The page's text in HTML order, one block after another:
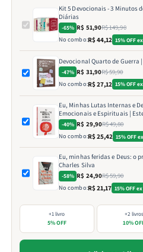
Kit 5 Devocionais - 3 Minutos
Diárias
-65% R$ 51,90R$ 149,90
No combo:R$ 44,12 15% OFF
Devocional Quarto de Guerra
-47% R$ 31,90R$ 59,90
No combo:R$ 27,12 15% OFF
Eu, Minhas Lutas Internas e
Emocionais e Espirituais |
-40% R$ 29,90R$ 49,80
No combo:R$ 25,42 15% OFF
Eu, minhas feridas e Deus: o
Charles Silva
-58% R$ 24,90R$ 59,90
No combo:R$ 21,17 15% OFF
+1 livro
5% OFF
+2 livros
10%